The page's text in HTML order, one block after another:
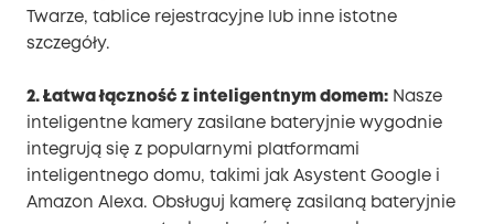
Twarze, tablice rejestracyjne lub inne istotne
szczegóły.
2. Łatwa łączność z inteligentnym domem: Nasze
inteligentne kamery zasilane bateryjnie wygodnie
integrują się z popularnymi platformami
inteligentnego domu, takimi jak Asystent Google i
Amazon Alexa. Obsługuj kamerę zasilaną bateryjnie